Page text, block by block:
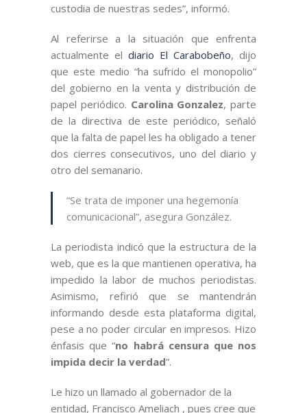
custodia de nuestras sedes”, informó.
Al referirse a la situación que enfrenta
actualmente el diario El Carabobeño, dijo
que este medio “ha sufrido el monopolio”
del gobierno en la venta y distribución de
papel periódico. Carolina Gonzalez, parte
de la directiva de este periódico, señaló
que la falta de papel les ha obligado a tener
dos cierres consecutivos, uno del diario y
otro del semanario.
“Se trata de imponer una hegemonía
comunicacional”, asegura González.
La periodista indicó que la estructura de la
web, que es la que mantienen operativa, ha
impedido la labor de muchos periodistas.
Asimismo, refirió que se mantendrán
informando desde esta plataforma digital,
pese a no poder circular en impresos. Hizo
énfasis que “no habrá censura que nos
impida decir la verdad”.
Le hizo un llamado al gobernador de la
entidad, Francisco Ameliach , pues cree que